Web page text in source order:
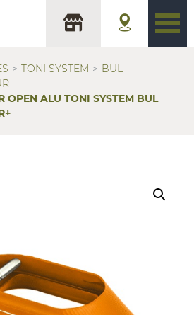
TONI SYSTEM
BUL
OPEN ALU TONI SYSTEM BUL